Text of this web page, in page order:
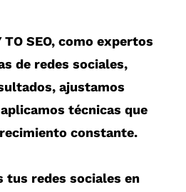
TO SEO, como expertos
de redes sociales,
ajustamos
técnicas que
constante.
tus redes sociales en